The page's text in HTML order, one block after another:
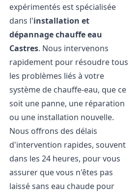
expérimentés est spécialisée
dans l'installation et
dépannage chauffe eau
Castres. Nous intervenons
rapidement pour résoudre tous
les problèmes liés à votre
système de chauffe-eau, que ce
soit une panne, une réparation
ou une installation nouvelle.
Nous offrons des délais
d'intervention rapides, souvent
dans les 24 heures, pour vous
assurer que vous n'êtes pas
laissé sans eau chaude pour